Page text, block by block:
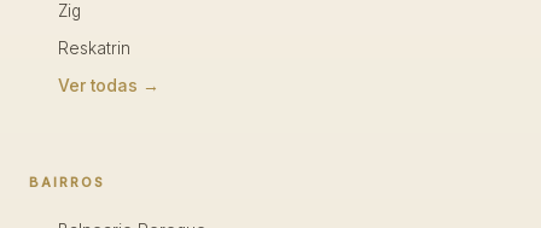
Zig
Reskatrin
Ver todas →
BAIRROS